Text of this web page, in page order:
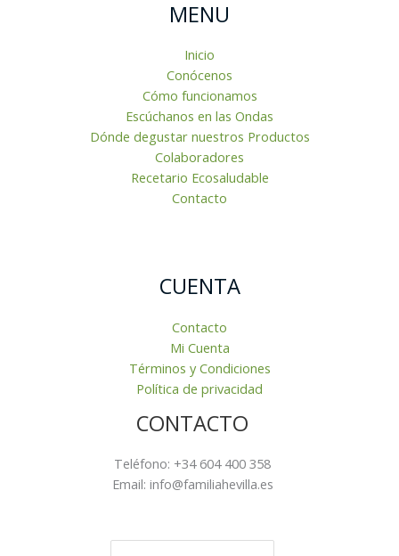
MENU
Inicio
Conócenos
Cómo funcionamos
Escúchanos en las Ondas
Dónde degustar nuestros Productos
Colaboradores
Recetario Ecosaludable
Contacto
CUENTA
Contacto
Mi Cuenta
Términos y Condiciones
Política de privacidad
CONTACTO
Teléfono: +34 604 400 358
Email: info@familiahevilla.es